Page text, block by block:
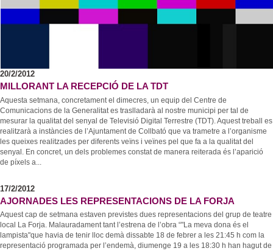
20/2/2012
MILLORANT LA RECEPCIÓ DE LA TDT
Aquesta setmana, concretament el dimecres, un equip del Centre de
Comunicacions de la Generalitat es traslladarà al nostre municipi per tal de
mesurar la qualitat del senyal de Televisió Digital Terrestre (TDT). Aquest treball es
realitzarà a instàncies de l’Ajuntament de Collbató que va trametre a l’organisme
les queixes realitzades per diferents veïns i veïnes pel que fa a la qualitat del
senyal. En concret, un dels problemes constat de manera reiterada és l’aparició
de píxels a...
17/2/2012
AJORNADES LES REPRESENTACIONS DE LA FORJA
Aquest cap de setmana estaven previstes dues representacions del grup de teatre
local La Forja. Malauradament tant l’estrena de l’obra “"La meva dona és el
lampista"que havia de tenir lloc demà dissabte 18 de febrer a les 21:45 h com la
representació programada per l’endemà, diumenge 19 a les 18:30 h han hagut de